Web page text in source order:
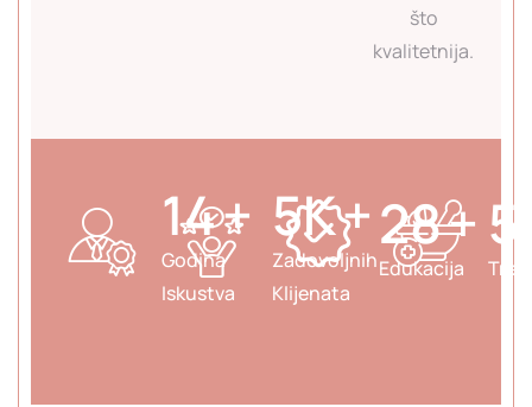
što
kvalitetnija.
19+
Godina
Iskustva
7K+
Zadovoljnih
Klijenata
39+
Edukacija